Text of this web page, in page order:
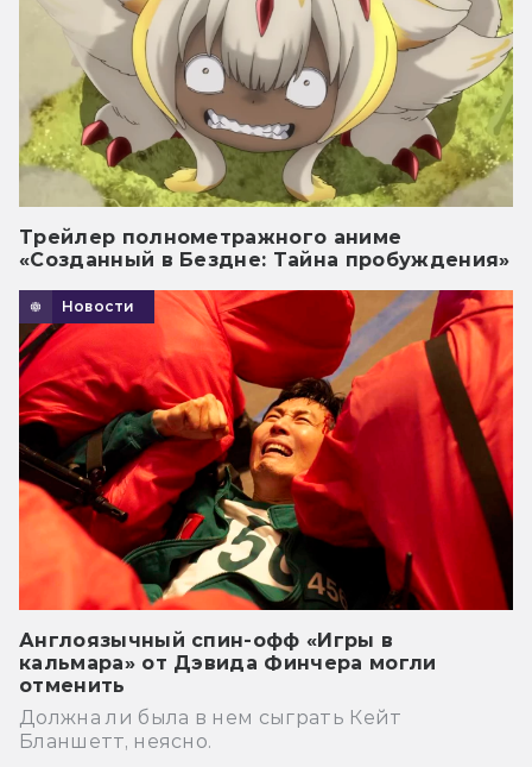
Трейлер полнометражного аниме
«Созданный в Бездне: Тайна пробуждения»
Новости
Англоязычный спин-офф «Игры в
кальмара» от Дэвида Финчера могли
отменить
Должна ли была в нем сыграть Кейт
Бланшетт, неясно.